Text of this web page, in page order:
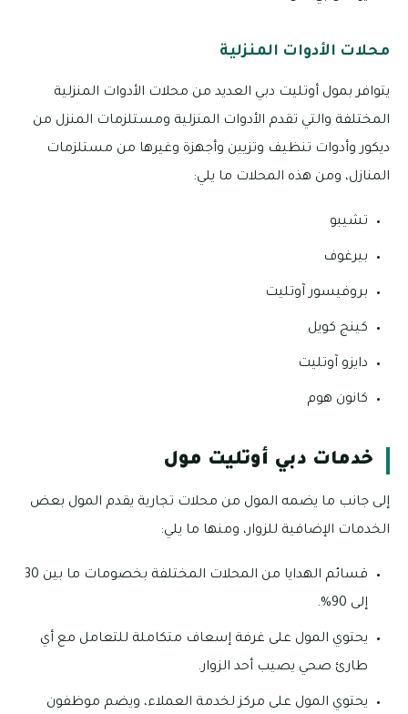
محلات الأدوات المنزلية
يتوافر بمول أوتليت دبي العديد من محلات الأدوات المنزلية
المختلفة والتي تقدم الأدوات المنزلية ومستلزمات المنزل من
ديكور وأدوات تنظيف وتزيين وأجهزة وغيرها من مستلزمات
المنازل، ومن هذه المحلات ما يلي:
تشيبو
بيرغوف
بروفيسور آوتليت
كينج كويل
دايزو آوتليت
كانون هوم
خدمات دبي أوتليت مول
إلى جانب ما يضمه المول من محلات تجارية يقدم المول بعض
الخدمات الإضافية للزوار، ومنها ما يلي:
قسائم الهدايا من المحلات المختلفة بخصومات ما بين 30
إلى 90%.
يحتوي المول على غرفة إسعاف متكاملة للتعامل مع أي
طارئ صحي يصيب أحد الزوار.
يحتوي المول على مركز لخدمة العملاء، ويضم موظفون